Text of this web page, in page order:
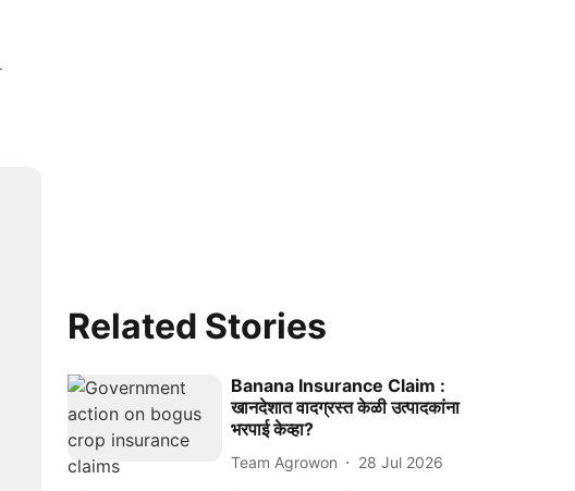
Related Stories
Banana Insurance Claim :
खानदेशात वादग्रस्त केळी उत्पादकांना
भरपाई केव्हा?
Team Agrowon 28 Jul 2026